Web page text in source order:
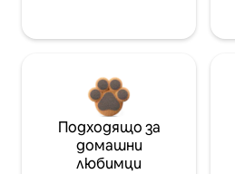
Подходящо за
домашни
любимци